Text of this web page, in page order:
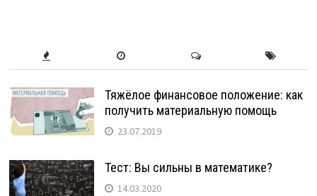
Тяжёлое финансовое положение: как
получить материальную помощь
23.07.2019
Тест: Вы сильны в математике?
14.03.2020